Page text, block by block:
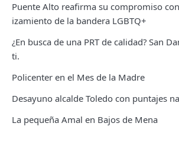
Puente Alto reafirma su compromiso
izamiento de la bandera LGBTQ+
¿En busca de una PRT de calidad? San
ti.
Policenter en el Mes de la Madre
Desayuno alcalde Toledo con puntajes
La pequeña Amal en Bajos de Mena